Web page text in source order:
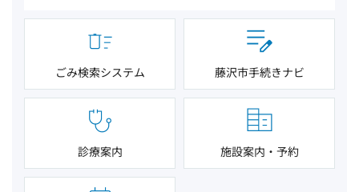
ごみ検索システム 藤沢市手続きナビ
診療案内 施設案内・予約